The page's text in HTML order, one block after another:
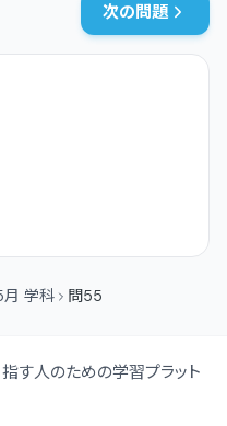
次の問題
学科 問55
す人のための学習プラット